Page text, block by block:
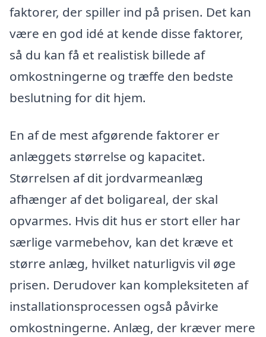
faktorer, der spiller ind på prisen. Det kan
være en god idé at kende disse faktorer,
så du kan få et realistisk billede af
omkostningerne og træffe den bedste
beslutning for dit hjem.
En af de mest afgørende faktorer er
anlæggets størrelse og kapacitet.
Størrelsen af dit jordvarmeanlæg
afhænger af det boligareal, der skal
opvarmes. Hvis dit hus er stort eller har
særlige varmebehov, kan det kræve et
større anlæg, hvilket naturligvis vil øge
prisen. Derudover kan kompleksiteten af
installationsprocessen også påvirke
omkostningerne. Anlæg, der kræver mere